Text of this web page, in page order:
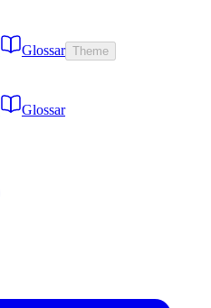
Glossar Theme
Glossar